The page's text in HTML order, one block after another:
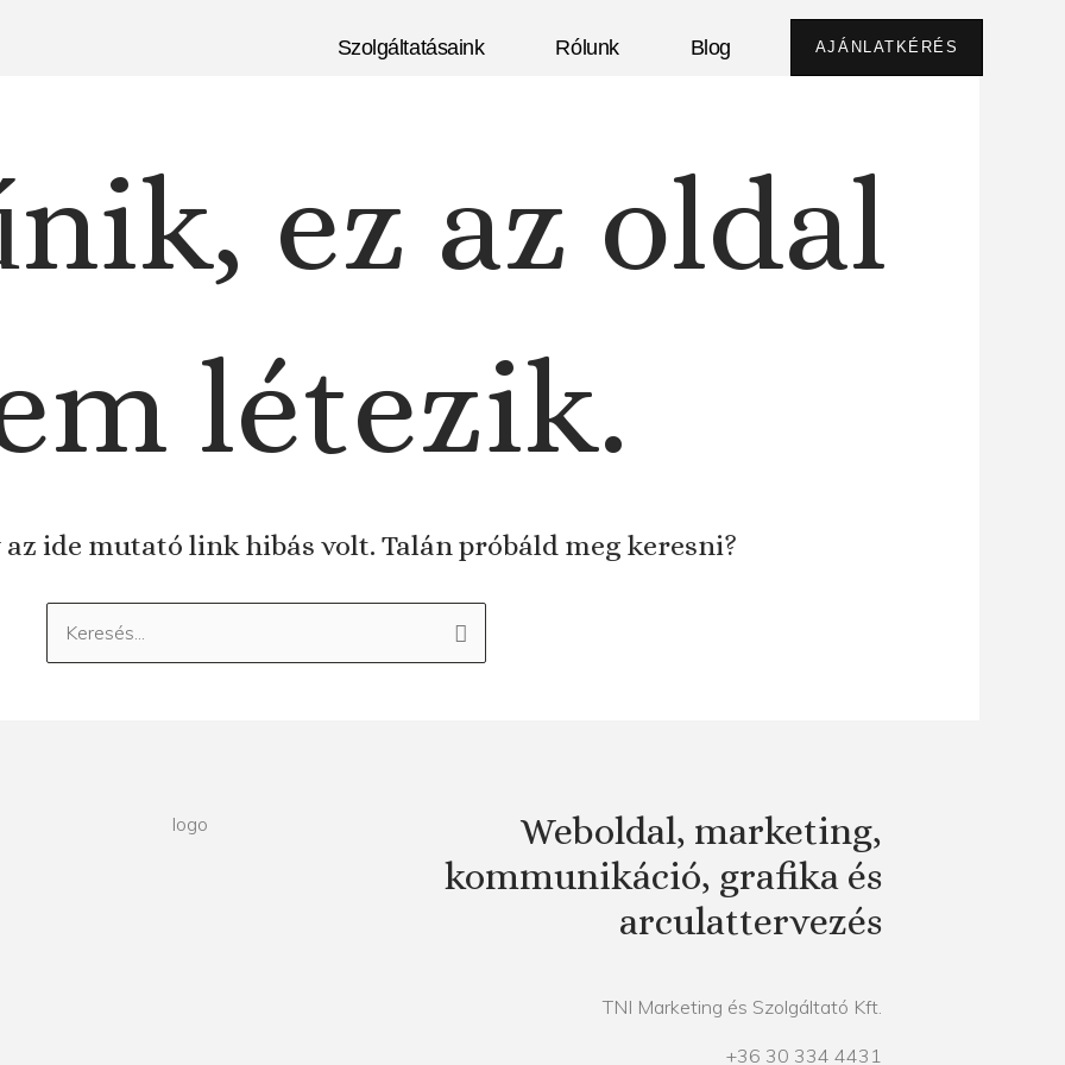
Szolgáltatásaink Rólunk Blog AJÁNLATKÉRÉS
ez az oldal
létezik.
ide mutató link hibás volt. Talán próbáld meg keresni?
Keresés:
Weboldal, marketing,
kommunikáció, grafika és
arculattervezés
TNI Marketing és Szolgáltató Kft.
+36 30 334 4431